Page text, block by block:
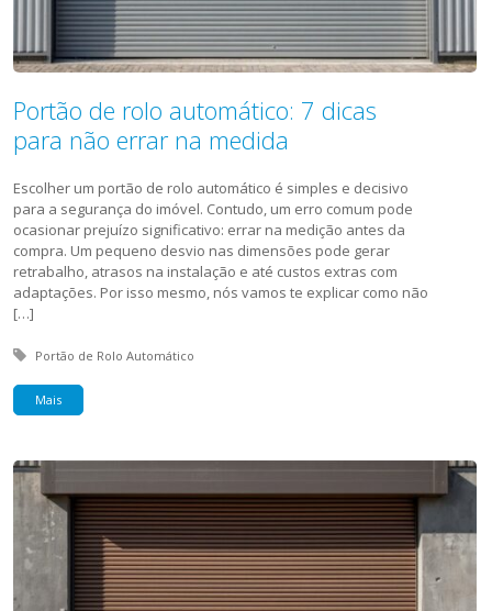
Portão de rolo automático: 7 dicas
para não errar na medida
Escolher um portão de rolo automático é simples e decisivo
para a segurança do imóvel. Contudo, um erro comum pode
ocasionar prejuízo significativo: errar na medição antes da
compra. Um pequeno desvio nas dimensões pode gerar
retrabalho, atrasos na instalação e até custos extras com
adaptações. Por isso mesmo, nós vamos te explicar como não
[…]
Tagged with:
Portão de Rolo Automático
Mais